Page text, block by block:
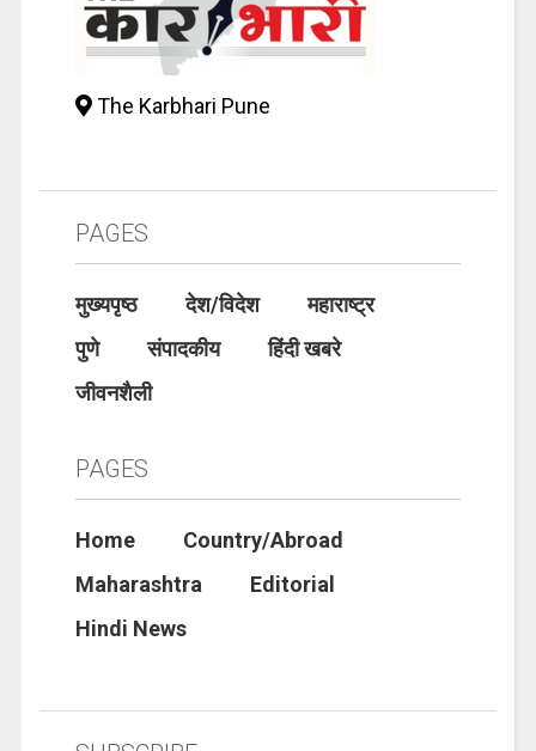
The Karbhari Pune
PAGES
मुख्यपृष्ठ देश/विदेश
महाराष्ट्र
पुणे
संपादकीय
हिंदी खबरे
जीवनशैली
PAGES
Home
Country/Abroad
Maharashtra
Editorial
Hindi News